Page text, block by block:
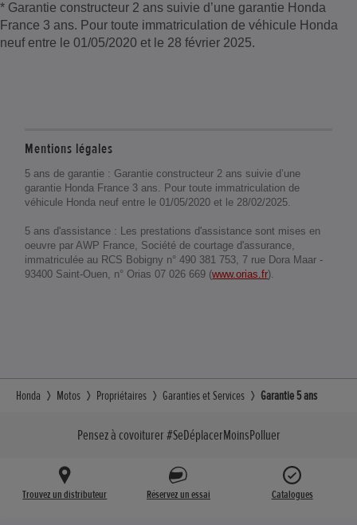
* Garantie constructeur 2 ans suivie d’une garantie Honda
France 3 ans. Pour toute immatriculation de véhicule Honda
neuf entre le 01/05/2020 et le 28 février 2025.
Mentions légales
5 ans de garantie : Garantie constructeur 2 ans suivie d’une
garantie Honda France 3 ans. Pour toute immatriculation de
véhicule Honda neuf entre le 01/05/2020 et le 28/02/2025.
5 ans d'assistance : Les prestations d'assistance sont mises en
oeuvre par AWP France, Société de courtage d'assurance,
immatriculée au RCS Bobigny n° 490 381 753, 7 rue Dora Maar -
93400 Saint-Ouen, n° Orias 07 026 669 (www.orias.fr).
Honda Motos Propriétaires Garanties et Services Garantie 5 ans
Pensez à covoiturer #SeDéplacerMoinsPolluer
Trouvez un distributeur Réservez un essai Catalogues